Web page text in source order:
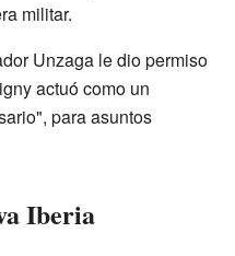
militar.
Unzaga le dio permiso
actuó como un
para asuntos
Iberia